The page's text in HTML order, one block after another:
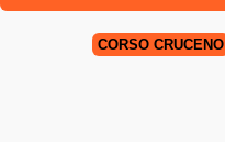
CORSO CRUCEÑO